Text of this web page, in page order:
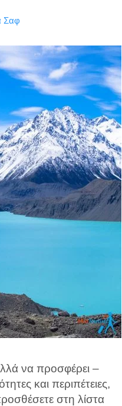
Σαφ
να προσφέρει –
και περιπέτειες,
στη λίστα